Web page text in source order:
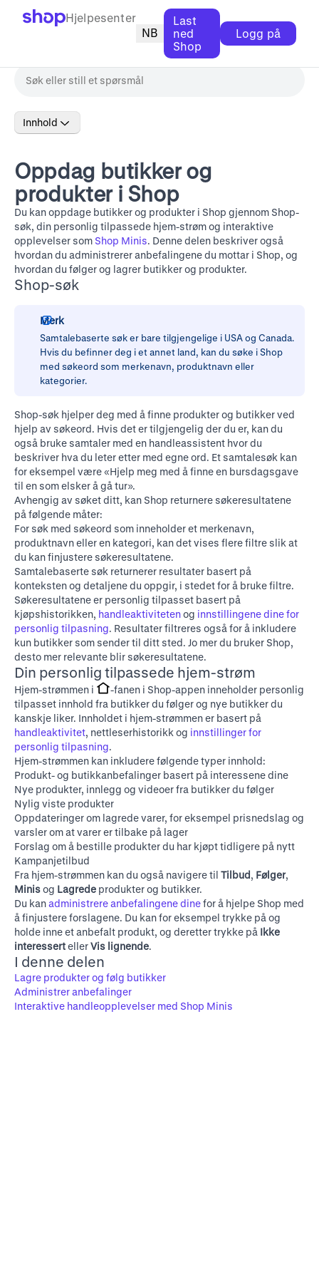
Hjelpesenter
NB
Last
ned
Shop
Logg på
Innhold
Oppdag butikker og
produkter i Shop
Du kan oppdage butikker og produkter i Shop gjennom Shop-
søk, din personlig tilpassede hjem-strøm og interaktive
opplevelser som Shop Minis. Denne delen beskriver også
hvordan du administrerer anbefalingene du mottar i Shop, og
hvordan du følger og lagrer butikker og produkter.
Shop-søk
Merk
Samtalebaserte søk er bare tilgjengelige i USA og Canada.
Hvis du befinner deg i et annet land, kan du søke i Shop
med søkeord som merkenavn, produktnavn eller
kategorier.
Shop-søk hjelper deg med å finne produkter og butikker ved
hjelp av søkeord. Hvis det er tilgjengelig der du er, kan du
også bruke samtaler med en handleassistent hvor du
beskriver hva du leter etter med egne ord. Et samtalesøk kan
for eksempel være «Hjelp meg med å finne en bursdagsgave
til en som elsker å gå tur».
Avhengig av søket ditt, kan Shop returnere søkeresultatene
på følgende måter:
For søk med søkeord som inneholder et merkenavn,
produktnavn eller en kategori, kan det vises flere filtre slik at
du kan finjustere søkeresultatene.
Samtalebaserte søk returnerer resultater basert på
konteksten og detaljene du oppgir, i stedet for å bruke filtre.
Søkeresultatene er personlig tilpasset basert på
kjøpshistorikken, handleaktivitetenog innstillingene dine for
personlig tilpasning. Resultater filtreres også for å inkludere
kun butikker som sender til ditt sted. Jo mer du bruker Shop,
desto mer relevante blir søkeresultatene.
Din personlig tilpassede hjem-strøm
Hjem-strømmen i
-fanen i Shop-appen inneholder personlig
tilpasset innhold fra butikker du følger og nye butikker du
kanskje liker. Innholdet i hjem-strømmen er basert på
handleaktivitet, nettleserhistorikk og innstillinger for
personlig tilpasning.
Hjem-strømmen kan inkludere følgende typer innhold:
Produkt- og butikkanbefalinger basert på interessene dine
Nye produkter, innlegg og videoer fra butikker du følger
Nylig viste produkter
Oppdateringer om lagrede varer, for eksempel prisnedslag og
varsler om at varer er tilbake på lager
Forslag om å bestille produkter du har kjøpt tidligere på nytt
Kampanjetilbud
Fra hjem-strømmen kan du også navigere til Tilbud, Følger,
Minisog Lagrede produkter og butikker.
Du kanadministrere anbefalingene dinefor å hjelpe Shop med
å finjustere forslagene. Du kan for eksempel trykke på og
holde inne et anbefalt produkt, og deretter trykke på Ikke
interessertellerVis lignende.
I denne delen
Lagre produkter og følg butikker
Administrer anbefalinger
Interaktive handleopplevelser med Shop Minis